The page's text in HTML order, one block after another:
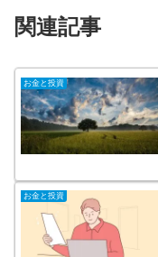
関連記事
お金と投資
お金と投資